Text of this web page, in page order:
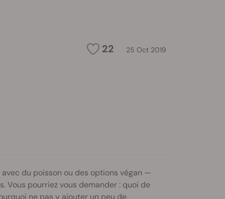
22 25 Oct 2019
du poisson ou des options végan —
pourriez vous demander : quoi de
ne pas y ajouter un peu de